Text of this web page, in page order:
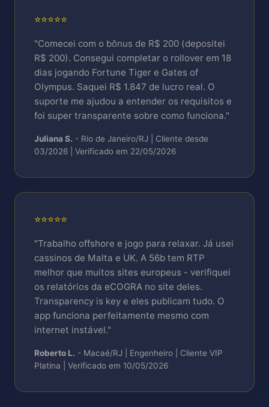
⭐⭐⭐⭐⭐
"Comecei com o bônus de R$ 200 (depositei
R$ 200). Consegui completar o rollover em 18
dias jogando Fortune Tiger e Gates of
Olympus. Saquei R$ 1.847 de lucro real. O
suporte me ajudou a entender os requisitos e
foi super transparente sobre como funciona."
Juliana S. - Rio de Janeiro/RJ | Cliente desde
03/2026 | Verificado em 22/05/2026
⭐⭐⭐⭐⭐
"Trabalho offshore e jogo para relaxar. Já usei
cassinos de Malta e UK. A 56b tem RTP
melhor que muitos sites europeus - verifiquei
os relatórios da eCOGRA no site deles.
Transparency is key e eles publicam tudo. O
app funciona perfeitamente mesmo com
internet instável."
Roberto L. - Macaé/RJ | Engenheiro | Cliente VIP
Platina | Verificado em 10/05/2026